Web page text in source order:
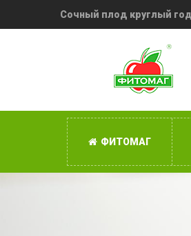
Сочный плод круглый
ФИТОМАГ